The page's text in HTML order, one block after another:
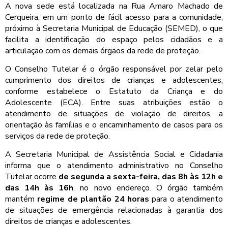
A nova sede está localizada na Rua Amaro Machado de
Cerqueira, em um ponto de fácil acesso para a comunidade,
próximo à Secretaria Municipal de Educação (SEMED), o que
facilita a identificação do espaço pelos cidadãos e a
articulação com os demais órgãos da rede de proteção.
O Conselho Tutelar é o órgão responsável por zelar pelo
cumprimento dos direitos de crianças e adolescentes,
conforme estabelece o Estatuto da Criança e do
Adolescente (ECA). Entre suas atribuições estão o
atendimento de situações de violação de direitos, a
orientação às famílias e o encaminhamento de casos para os
serviços da rede de proteção.
A Secretaria Municipal de Assistência Social e Cidadania
informa que o atendimento administrativo no Conselho
Tutelar ocorre de segunda a sexta-feira, das 8h às 12h e
das 14h às 16h, no novo endereço. O órgão também
mantém regime de plantão 24 horas para o atendimento
de situações de emergência relacionadas à garantia dos
direitos de crianças e adolescentes.